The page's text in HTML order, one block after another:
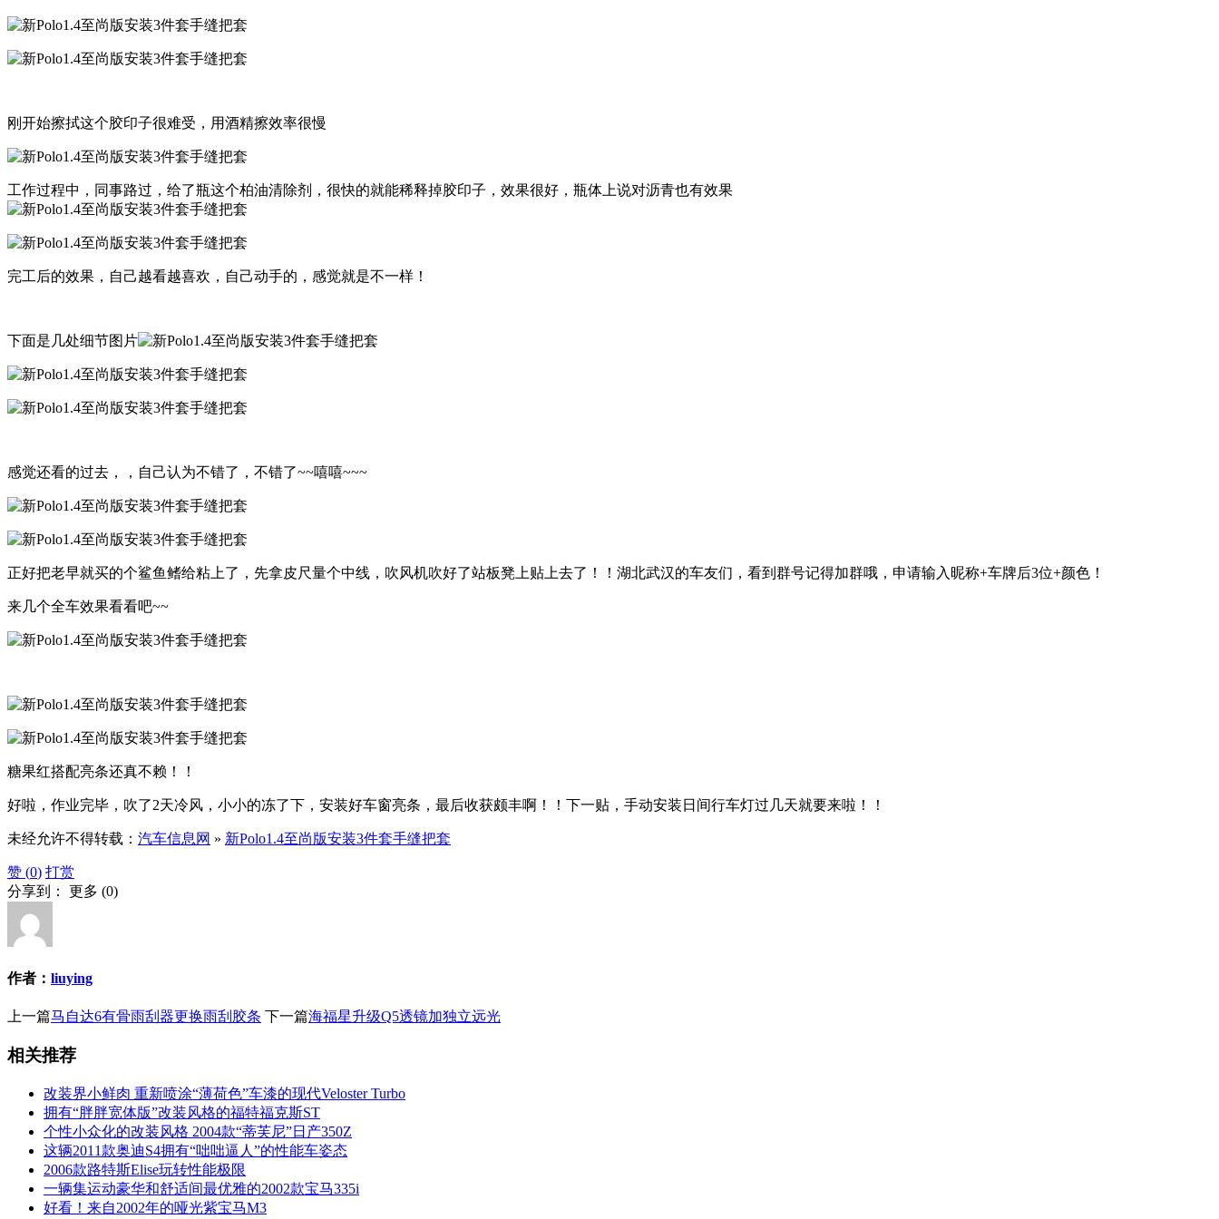
刚开始擦拭这个胶印子很难受，用酒精擦效率很慢
工作过程中，同事路过，给了瓶这个柏油清除剂，很快的就能稀释掉胶印子，效果很好，瓶体上说对沥青也有效果
完工后的效果，自己越看越喜欢，自己动手的，感觉就是不一样！
下面是几处细节图片
感觉还看的过去，，自己认为不错了，不错了~~嘻嘻~~~
正好把老早就买的个鲨鱼鳍给粘上了，先拿皮尺量个中线，吹风机吹好了站板凳上贴上去了！！湖北武汉的车友们，看到群号记得加群哦，申请输入昵称+车牌后3位+颜色！
来几个全车效果看看吧~~
糖果红搭配亮条还真不赖！！
好啦，作业完毕，吹了2天冷风，小小的冻了下，安装好车窗亮条，最后收获颇丰啊！！下一贴，手动安装日间行车灯过几天就要来啦！！
未经允许不得转载： 汽车信息网 » 新Polo1.4至尚版安装3件套手缝把套
赞 (0) 打赏
分享到： 更多 (0)
作者： liuying
上一篇马自达6有骨雨刮器更换雨刮胶条 下一篇海福星升级Q5透镜加独立远光
相关推荐
改装界小鲜肉 重新喷涂“薄荷色”车漆的现代Veloster Turbo
拥有“胖胖宽体版”改装风格的福特福克斯ST
个性小众化的改装风格 2004款“蒂芙尼”日产350Z
这辆2011款奥迪S4拥有“咄咄逼人”的性能车姿态
2006款路特斯Elise玩转性能极限
一辆集运动豪华和舒适间最优雅的2002款宝马335i
好看！来自2002年的哑光紫宝马M3